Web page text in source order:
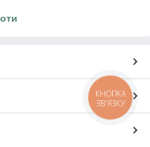
КНОПКА
ЗВ'ЯЗКУ